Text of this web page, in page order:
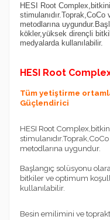
HESI Root
metodlarına uygundur.
kökler,yüksek dirençli
medyalarda kullanılabilir.
HESI Root
Tüm yetiştirme
Güçlendirici
HESI Root
metodlarına uygundur.
Başlangıç solüsyonu
bitkiler ve optimum
kullanılabilir.
Besin emilimini ve